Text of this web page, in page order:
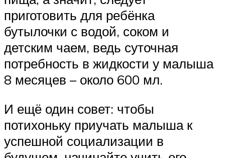
приготовить для ребёнка
бутылочки с водой, соком и
детским чаем, ведь суточная
потребность в жидкости у малыша
8 месяцев – около 600 мл.
И ещё один совет: чтобы
потихоньку приучать малыша к
успешной социализации в